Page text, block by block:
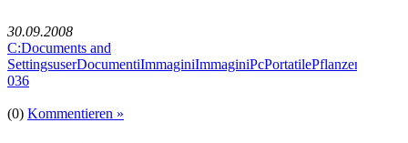
30.09.2008
C:Documents and
036
(0) Kommentieren »